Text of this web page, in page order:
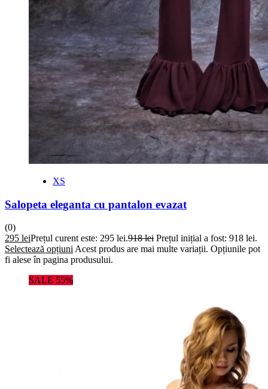
XS
Salopeta eleganta cu pantalon evazat
(0)
295 leiPrețul curent este: 295 lei.918lei Prețul inițial a fost: 918 lei.
Selectează opțiuni Acest produs are mai multe variații. Opțiunile pot
fi alese în pagina produsului.
SALE 55%